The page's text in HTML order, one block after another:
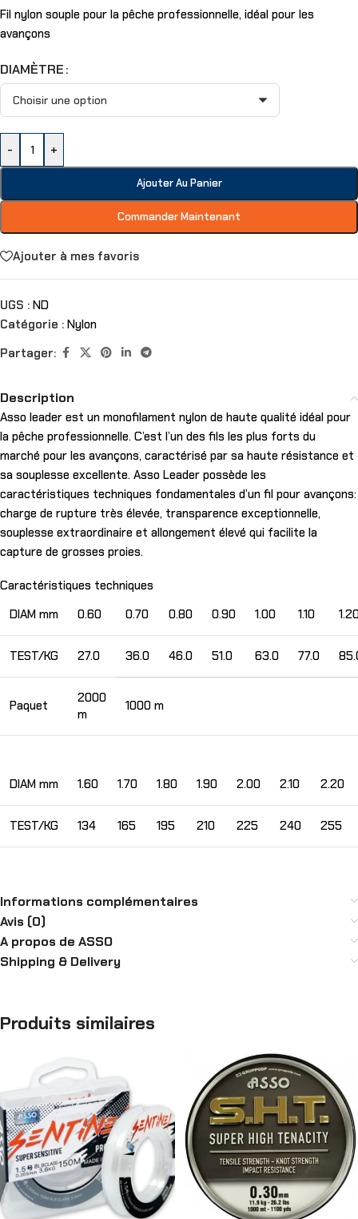
Fil nylon souple pour la pêche professionnelle, idéal pour les
avançons
DIAMÈTRE
- +
Ajouter Au Panier
Commander Maintenant
Ajouter à mes favoris
UGS : ND
Catégorie : Nylon
Partager:
Description
Asso leader est un monofilament nylon de haute qualité idéal pour
la pêche professionnelle. C’est l’un des fils les plus forts du
marché pour les avançons, caractérisé par sa haute résistance et
sa souplesse excellente. Asso Leader possède les
caractéristiques techniques fondamentales d’un fil pour avançons:
charge de rupture très élevée, transparence exceptionnelle,
souplesse extraordinaire et allongement élevé qui facilite la
capture de grosses proies.
Caractéristiques techniques
DIAM mm
0.60 0.70 0.80 0.90 1.00 1.10
TEST/KG 27.0 36.0 46.0 51.0 63.0 77.0
Paquet
2000
m
1000 m
DIAM mm 1.60 1.70 1.80 1.90 2.00 2.10 2.20
TEST/KG 134 165 195 210 225 240 255
Informations complémentaires
Avis (0)
A propos de ASSO
Shipping & Delivery
Produits similaires